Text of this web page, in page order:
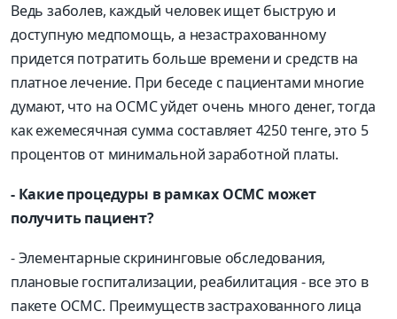
Ведь заболев, каждый человек ищет быструю и
доступную медпомощь, а незастрахованному
придется потратить больше времени и средств на
платное лечение. При беседе с пациентами многие
думают, что на ОСМС уйдет очень много денег, тогда
как ежемесячная сумма составляет 4250 тенге, это 5
процентов от минимальной заработной платы.
- Какие процедуры в рамках ОСМС может
получить пациент?
- Элементарные скрининговые обследования,
плановые госпитализации, реабилитация - все это в
пакете ОСМС. Преимуществ застрахованного лица